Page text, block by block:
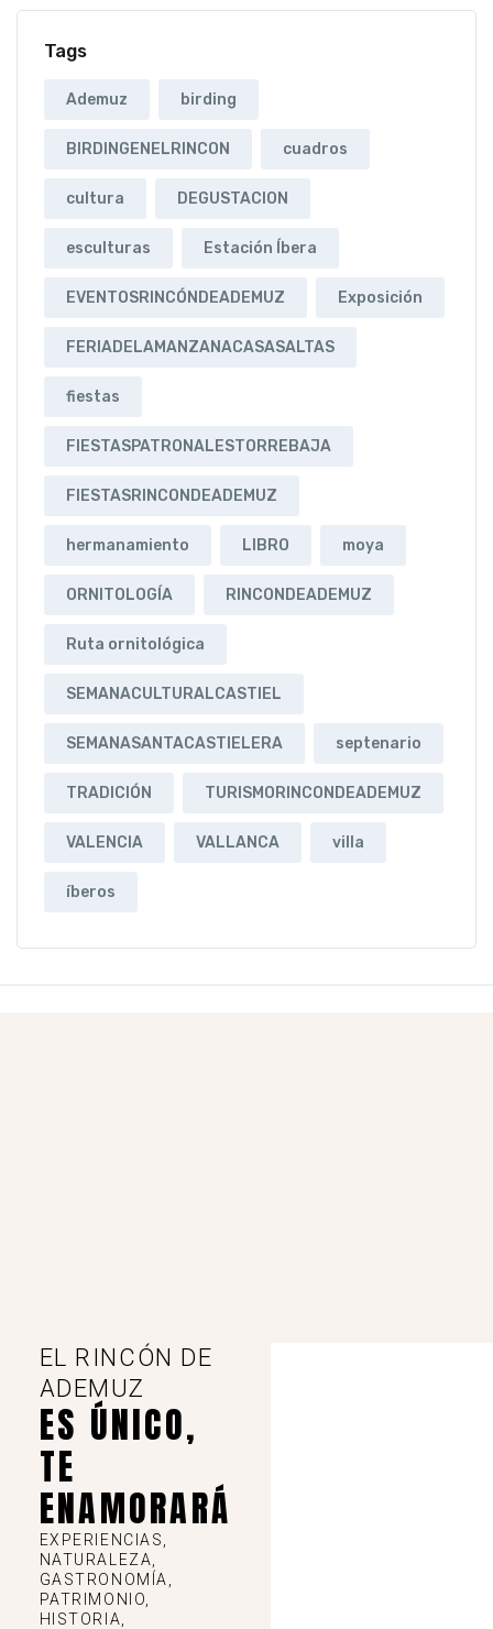
Tags
Ademuz birding
BIRDINGENELRINCON cuadros
cultura DEGUSTACION
esculturas Estación Íbera
EVENTOSRINCÓNDEADEMUZ Exposición
FERIADELAMANZANACASASALTAS
fiestas
FIESTASPATRONALESTORREBAJA
FIESTASRINCONDEADEMUZ
hermanamiento LIBRO moya
ORNITOLOGÍA RINCONDEADEMUZ
Ruta ornitológica
SEMANACULTURALCASTIEL
SEMANASANTACASTIELERA septenario
TRADICIÓN TURISMORINCONDEADEMUZ
VALENCIA VALLANCA villa
íberos
EL RINCÓN DE
ADEMUZ
ES ÚNICO,
TE
ENAMORARÁ
EXPERIENCIAS,
NATURALEZA,
GASTRONOMÍA,
PATRIMONIO,
HISTORIA,